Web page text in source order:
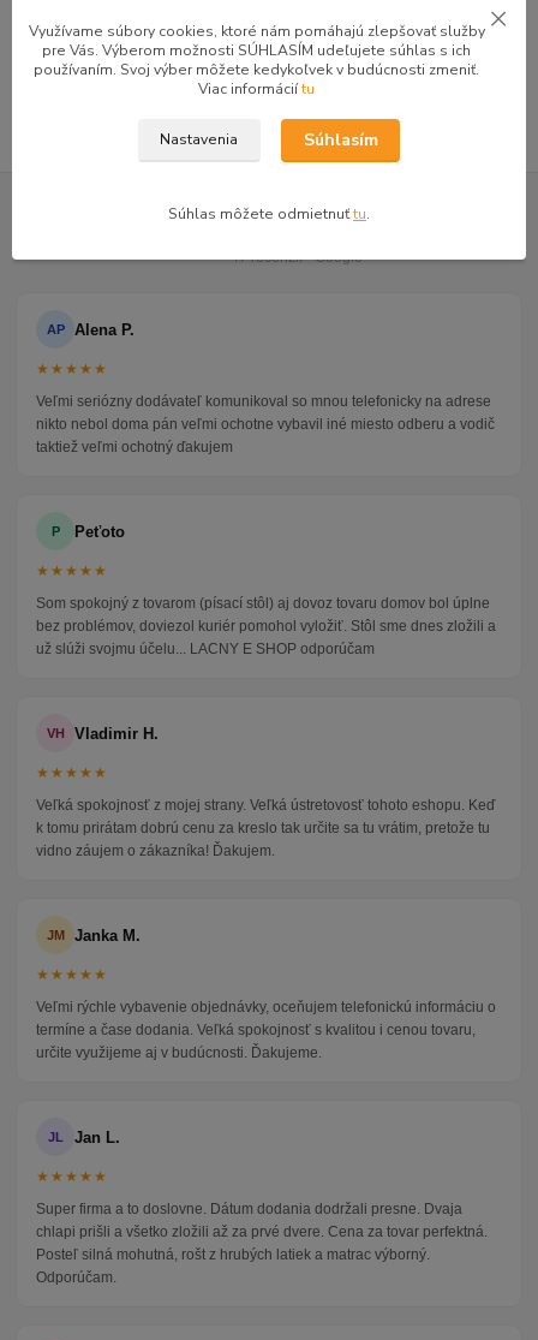
Skrine
Skrine troj a viac-dverové
47 recenzií · Google
AP Alena P.
★★★★★
Veľmi seriózny dodávateľ komunikoval so mnou telefonicky na adrese
nikto nebol doma pán veľmi ochotne vybavil iné miesto odberu a vodič
taktiež veľmi ochotný ďakujem
P Peťoto
★★★★★
Som spokojný z tovarom (písací stôl) aj dovoz tovaru domov bol úplne
bez problémov, doviezol kuriér pomohol vyložiť. Stôl sme dnes zložili a
už slúži svojmu účelu... LACNY E SHOP odporúčam
VH Vladimir H.
★★★★★
Veľká spokojnosť z mojej strany. Veľká ústretovosť tohoto eshopu. Keď
k tomu prirátam dobrú cenu za kreslo tak určite sa tu vrátim, pretože tu
vidno záujem o zákazníka! Ďakujem.
JM Janka M.
★★★★★
Veľmi rýchle vybavenie objednávky, oceňujem telefonickú informáciu o
termíne a čase dodania. Veľká spokojnosť s kvalitou i cenou tovaru,
určite využijeme aj v budúcnosti. Ďakujeme.
JL Jan L.
★★★★★
Super firma a to doslovne. Dátum dodania dodržali presne. Dvaja
chlapi prišli a všetko zložili až za prvé dvere. Cena za tovar perfektná.
Posteľ silná mohutná, rošt z hrubých latiek a matrac výborný.
Odporúčam.
Využívame súbory cookies, ktoré nám pomáhajú zlepšovať služby
pre Vás. Výberom možnosti SÚHLASÍM udeľujete súhlas s ich
používaním. Svoj výber môžete kedykoľvek v budúcnosti zmeniť.
Viac informáciítu
Nastavenia Súhlasím
Súhlas môžete odmietnuťtu.